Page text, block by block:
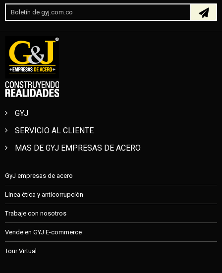
GYJ
SERVICIO AL CLIENTE
MAS DE GYJ EMPRESAS DE ACERO
GyJ empresas de acero
Línea ética y anticorrupción
Trabaje con nosotros
Vende en GYJ E-commerce
Tour Virtual